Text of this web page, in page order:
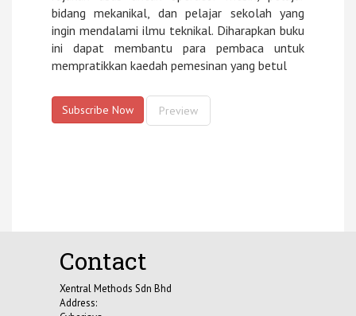
bidang mekanikal, dan pelajar sekolah yang
ingin mendalami ilmu teknikal. Diharapkan buku
ini dapat membantu para pembaca untuk
mempratikkan kaedah pemesinan yang betul
Subscribe Now Preview
Contact
Xentral Methods Sdn Bhd
Address: